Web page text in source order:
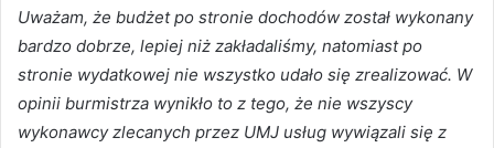
Uważam, że budżet po stronie dochodów został wykonany
bardzo dobrze, lepiej niż zakładaliśmy, natomiast po
stronie wydatkowej nie wszystko udało się zrealizować. W
opinii burmistrza wynikło to z tego, że nie wszyscy
wykonawcy zlecanych przez UMJ usług wywiązali się z